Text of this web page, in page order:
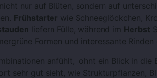
nur auf Blüten, sondern auf
Frühstarter wie Schneeglöckchen,
liefern Fülle, während im Herbst
Formen und interessante Rinden
anfühlt, lohnt ein Blick in die
sehr gut sieht, wie Strukturpflanzen,